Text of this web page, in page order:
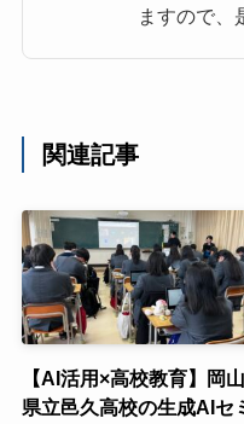
ますので、
関連記事
【AI活用×高校教育】岡山
県立邑久高校の生成AIセ